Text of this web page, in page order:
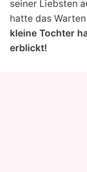
seiner Liebsten
hatte das
kleine Tochter
erblickt!